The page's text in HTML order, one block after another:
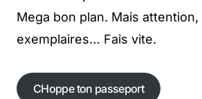
Mega bon plan. Mais attention,
exemplaires… Fais vite.
CHoppe ton passeport